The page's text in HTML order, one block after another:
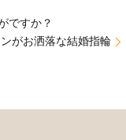
ですか？
がお洒落な結婚指輪